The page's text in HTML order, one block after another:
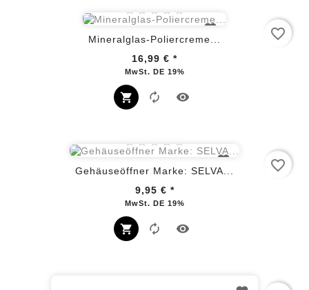
Mineralglas-Poliercreme...
16,99 € *
MwSt. DE 19%Preis
favorite_border
Gehäuseöffner Marke: SELVA...
9,95 € *
MwSt. DE 19%Preis
favorite_border